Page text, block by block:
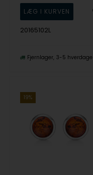
20165102L
Fjernlager 3-5 hverdage
19%